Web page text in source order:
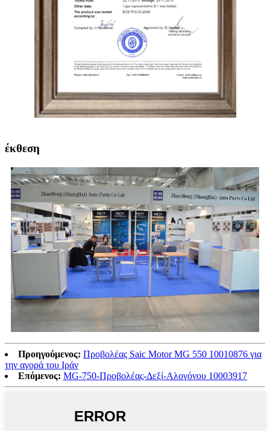
έκθεση
Προηγούμενος: Προβολέας Saic Motor MG 550 10010876 για
την αγορά του Ιράν
Επόμενος: MG-750-Προβολέας-Δεξί-Αλογόνου 10003917